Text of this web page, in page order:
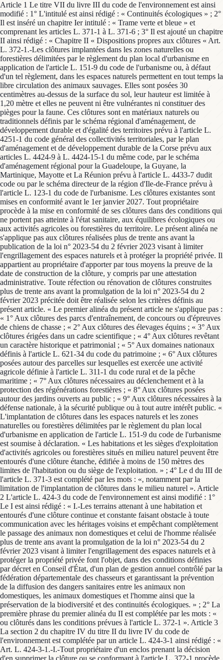
Article 1 Le titre VII du livre III du code de l'environnement est ainsi
modifié : 1° L'intitulé est ainsi rédigé : « Continuités écologiques » ; 2°
Il est inséré un chapitre Ier intitulé : « Trame verte et bleue » et
comprenant les articles L. 371-1 à L. 371-6 ; 3° Il est ajouté un chapitre
II ainsi rédigé : « Chapitre II « Dispositions propres aux clôtures « Art.
L. 372-1.-Les clôtures implantées dans les zones naturelles ou
forestières délimitées par le règlement du plan local d'urbanisme en
application de l'article L. 151-9 du code de l'urbanisme ou, à défaut
d'un tel règlement, dans les espaces naturels permettent en tout temps la
libre circulation des animaux sauvages. Elles sont posées 30
centimètres au-dessus de la surface du sol, leur hauteur est limitée à
1,20 mètre et elles ne peuvent ni être vulnérantes ni constituer des
pièges pour la faune. Ces clôtures sont en matériaux naturels ou
traditionnels définis par le schéma régional d'aménagement, de
développement durable et d'égalité des territoires prévu à l'article L.
4251-1 du code général des collectivités territoriales, par le plan
d'aménagement et de développement durable de la Corse prévu aux
articles L. 4424-9 à L. 4424-15-1 du même code, par le schéma
d'aménagement régional pour la Guadeloupe, la Guyane, la
Martinique, Mayotte et La Réunion prévu à l'article L. 4433-7 dudit
code ou par le schéma directeur de la région d'Ile-de-France prévu à
l'article L. 123-1 du code de l'urbanisme. Les clôtures existantes sont
mises en conformité avant le 1er janvier 2027. Tout propriétaire
procède à la mise en conformité de ses clôtures dans des conditions qui
ne portent pas atteinte à l'état sanitaire, aux équilibres écologiques ou
aux activités agricoles ou forestières du territoire. Le présent alinéa ne
s'applique pas aux clôtures réalisées plus de trente ans avant la
publication de la loi n° 2023-54 du 2 février 2023 visant à limiter
l'engrillagement des espaces naturels et à protéger la propriété privée. Il
appartient au propriétaire d'apporter par tous moyens la preuve de la
date de construction de la clôture, y compris par une attestation
administrative. Toute réfection ou rénovation de clôtures construites
plus de trente ans avant la promulgation de la loi n° 2023-54 du 2
février 2023 précitée doit être réalisée selon les critères définis au
présent article. « Le premier alinéa du présent article ne s'applique pas :
« 1° Aux clôtures des parcs d'entraînement, de concours ou d'épreuves
de chiens de chasse ; « 2° Aux clôtures des élevages équins ; « 3° Aux
clôtures érigées dans un cadre scientifique ; « 4° Aux clôtures revêtant
un caractère historique et patrimonial ; « 5° Aux domaines nationaux
définis à l'article L. 621-34 du code du patrimoine ; « 6° Aux clôtures
posées autour des parcelles sur lesquelles est exercée une activité
agricole définie à l'article L. 311-1 du code rural et de la pêche
maritime ; « 7° Aux clôtures nécessaires au déclenchement et à la
protection des régénérations forestières ; « 8° Aux clôtures posées
autour des jardins ouverts au public ; « 9° Aux clôtures nécessaires à la
défense nationale, à la sécurité publique ou à tout autre intérêt public. «
L'implantation de clôtures dans les espaces naturels et les zones
naturelles ou forestières délimitées par le règlement du plan local
d'urbanisme en application de l'article L. 151-9 du code de l'urbanisme
est soumise à déclaration. « Les habitations et les sièges d'exploitation
d'activités agricoles ou forestières situés en milieu naturel peuvent être
entourés d'une clôture étanche, édifiée à moins de 150 mètres des
limites de l'habitation ou du siège de l'exploitation. » ; 4° Le d du III de
l'article L. 371-3 est complété par les mots : «, notamment par la
limitation de l'implantation de clôtures dans le milieu naturel ». Article
2 L'article L. 424-3 du code de l'environnement est ainsi modifié : 1°
Le I est ainsi rédigé : « I.-Les terrains attenant à une habitation et
entourés d'une clôture continue et constante faisant obstacle à toute
communication avec les héritages voisins et empêchant complètement
le passage des animaux non domestiques et celui de l'homme réalisée
plus de trente ans avant la promulgation de la loi n° 2023-54 du 2
février 2023 visant à limiter l'engrillagement des espaces naturels et à
protéger la propriété privée font l'objet, dans des conditions définies
par décret en Conseil d'État, d'un plan de gestion annuel contrôlé par la
fédération départementale des chasseurs et garantissant la prévention
de la diffusion des dangers sanitaires entre les animaux non
domestiques, les animaux domestiques et l'homme ainsi que la
préservation de la biodiversité et des continuités écologiques. » ; 2° La
première phrase du premier alinéa du II est complétée par les mots : «
ou clôturés dans les conditions prévues à l'article L. 372-1 ». Article 3
La section 2 du chapitre IV du titre II du livre IV du code de
l'environnement est complétée par un article L. 424-3-1 ainsi rédigé : «
Art. L. 424-3-1.-I.-Tout propriétaire d'un enclos prenant la décision